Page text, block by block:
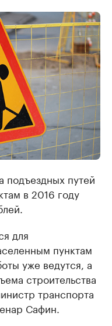
подъездных путей
в 2016 году
для
пунктам
уже ведутся, а
строительства
транспорта
Сафин.